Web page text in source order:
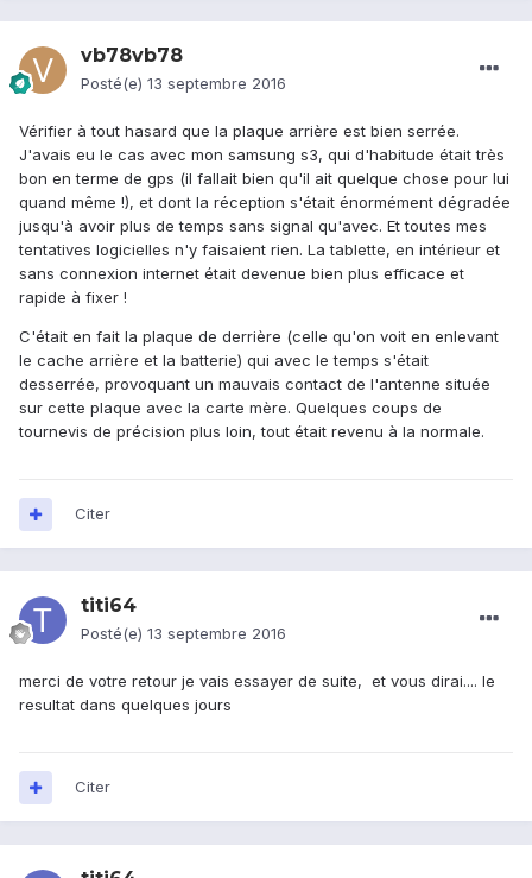
vb78vb78
Posté(e) 13 septembre 2016
Vérifier à tout hasard que la plaque arrière est bien serrée.
J'avais eu le cas avec mon samsung s3, qui d'habitude était très
bon en terme de gps (il fallait bien qu'il ait quelque chose pour lui
quand même !), et dont la réception s'était énormément dégradée
jusqu'à avoir plus de temps sans signal qu'avec. Et toutes mes
tentatives logicielles n'y faisaient rien. La tablette, en intérieur et
sans connexion internet était devenue bien plus efficace et
rapide à fixer !
C'était en fait la plaque de derrière (celle qu'on voit en enlevant
le cache arrière et la batterie) qui avec le temps s'était
desserrée, provoquant un mauvais contact de l'antenne située
sur cette plaque avec la carte mère. Quelques coups de
tournevis de précision plus loin, tout était revenu à la normale.
Citer
titi64
Posté(e) 13 septembre 2016
merci de votre retour je vais essayer de suite, et vous dirai.... le
resultat dans quelques jours
Citer